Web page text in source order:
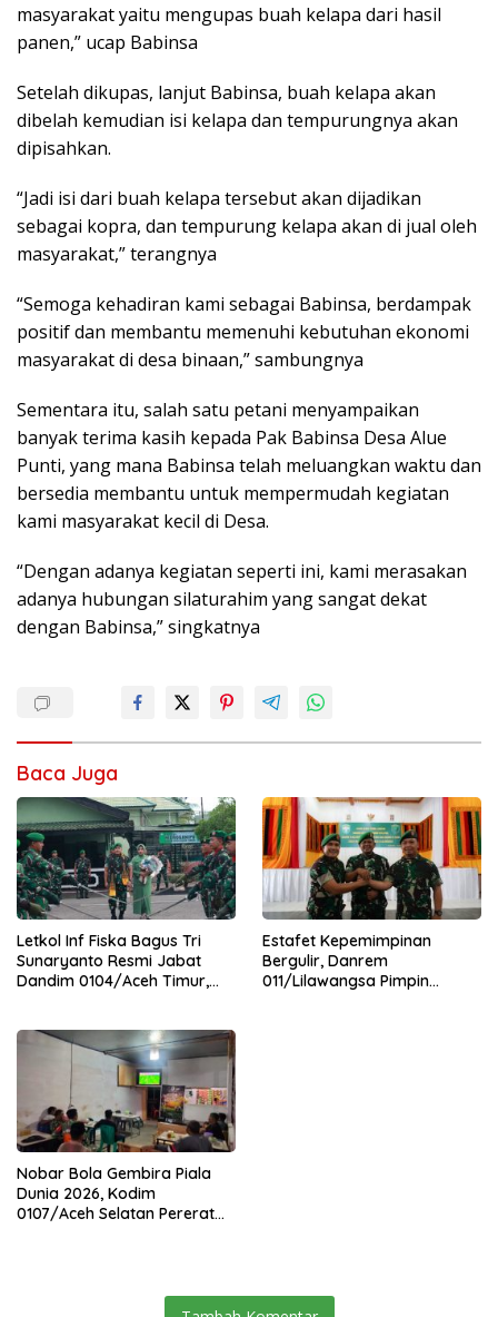
masyarakat yaitu mengupas buah kelapa dari hasil
panen,” ucap Babinsa
Setelah dikupas, lanjut Babinsa, buah kelapa akan
dibelah kemudian isi kelapa dan tempurungnya akan
dipisahkan.
“Jadi isi dari buah kelapa tersebut akan dijadikan
sebagai kopra, dan tempurung kelapa akan di jual oleh
masyarakat,” terangnya
“Semoga kehadiran kami sebagai Babinsa, berdampak
positif dan membantu memenuhi kebutuhan ekonomi
masyarakat di desa binaan,” sambungnya
Sementara itu, salah satu petani menyampaikan
banyak terima kasih kepada Pak Babinsa Desa Alue
Punti, yang mana Babinsa telah meluangkan waktu dan
bersedia membantu untuk mempermudah kegiatan
kami masyarakat kecil di Desa.
“Dengan adanya kegiatan seperti ini, kami merasakan
adanya hubungan silaturahim yang sangat dekat
dengan Babinsa,” singkatnya
Baca Juga
Letkol Inf Fiska Bagus Tri
Sunaryanto Resmi Jabat
Dandim 0104/Aceh Timur,
0104/Atim
Estafet Kepemimpinan
Bergulir, Danrem
011/Lilawangsa Pimpin
Nobar Bola Gembira Piala
Dunia 2026, Kodim
0107/Aceh Selatan Pererat